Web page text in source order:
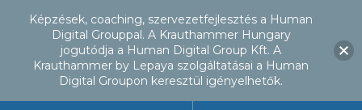
Képzések, coaching, szervezetfejlesztés a Human
Digital Grouppal. A Krauthammer Hungary
jogutódja a Human Digital Group Kft. A
Krauthammer by Lepaya szolgáltatásai a Human
Digital Groupon keresztül igényelhetők.